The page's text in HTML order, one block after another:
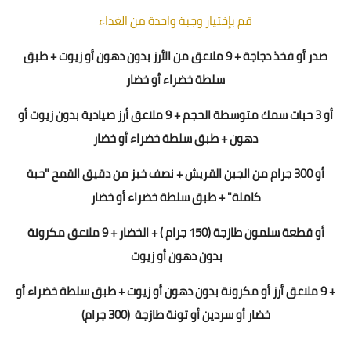
قم بإختيار وجبة واحدة من الغداء
صدر أو فخذ دجاجة + 9 ملاعق من الأرز بدون دهون أو زيوت + طبق
سلطة خضراء أو خضار
أو 3 حبات سمك متوسطة الحجم + 9 ملاعق أرز صيادية بدون زيوت أو
دهون + طبق سلطة خضراء أو خضار
أو 300 جرام من الجبن القريش + نصف خبز من دقيق القمح "حبة
كاملة" + طبق سلطة خضراء أو خضار
أو قطعة سلمونطازجة
(150 جرام ) + الخضار + 9 ملاعق مكرونة
بدون دهون أو زيوت
+ 9 ملاعق أرز أو مكرونة بدون دهون أو زيوت + طبق سلطة خضراء أو
خضارأو سردين أو تونة طازجة (300 جرام)